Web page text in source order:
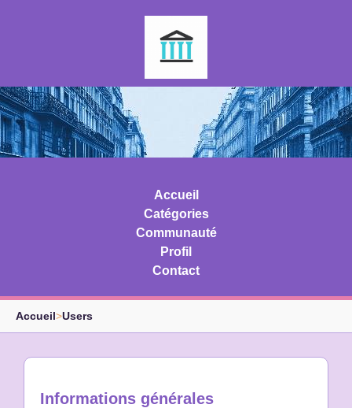
Accueil
Catégories
Communauté
Profil
Contact
Accueil>Users
Informations générales